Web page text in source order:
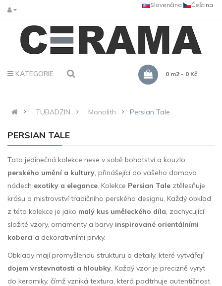
Čeština
Slovenčina
KATEGORIE 0 m2 - 0 Kč
TUBADZIN Monolith Persian Tale
PERSIAN TALE
Tato jedinečná kolekce nese v sobě bohatství a kouzlo
perského umění a kultury, přinášející do vašeho domova
nádech exotiky a elegance. Kolekce Persian Tale ztělesňuje
krásu a mistrovství tradičního perského designu. Každý obklad
z této kolekce je jako malý kus uměleckého díla, zachycující
složité vzory, ornamenty a barvy inspirované orientálními
koberci a dekorativními prvky.
Obklady mají promyšlenou strukturu a detaily, které vytvářejí
dojem vrstevnatosti a hloubky. Každý vzor je precizně vyryt
do keramiky, čímž vzniká textura, která podtrhuje autentičnost